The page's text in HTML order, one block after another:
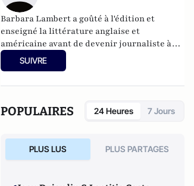
Barbara Lambert a goûté à l'édition et
enseigné la littérature anglaise et
américaine avant de devenir journaliste à
"Livres Hebdo". Elle est aujourd'hui
responsable des rubriques société/idées
SUIVRE
POPULAIRES 24 Heures 7 Jours
PLUS LUS PLUS PARTAGES